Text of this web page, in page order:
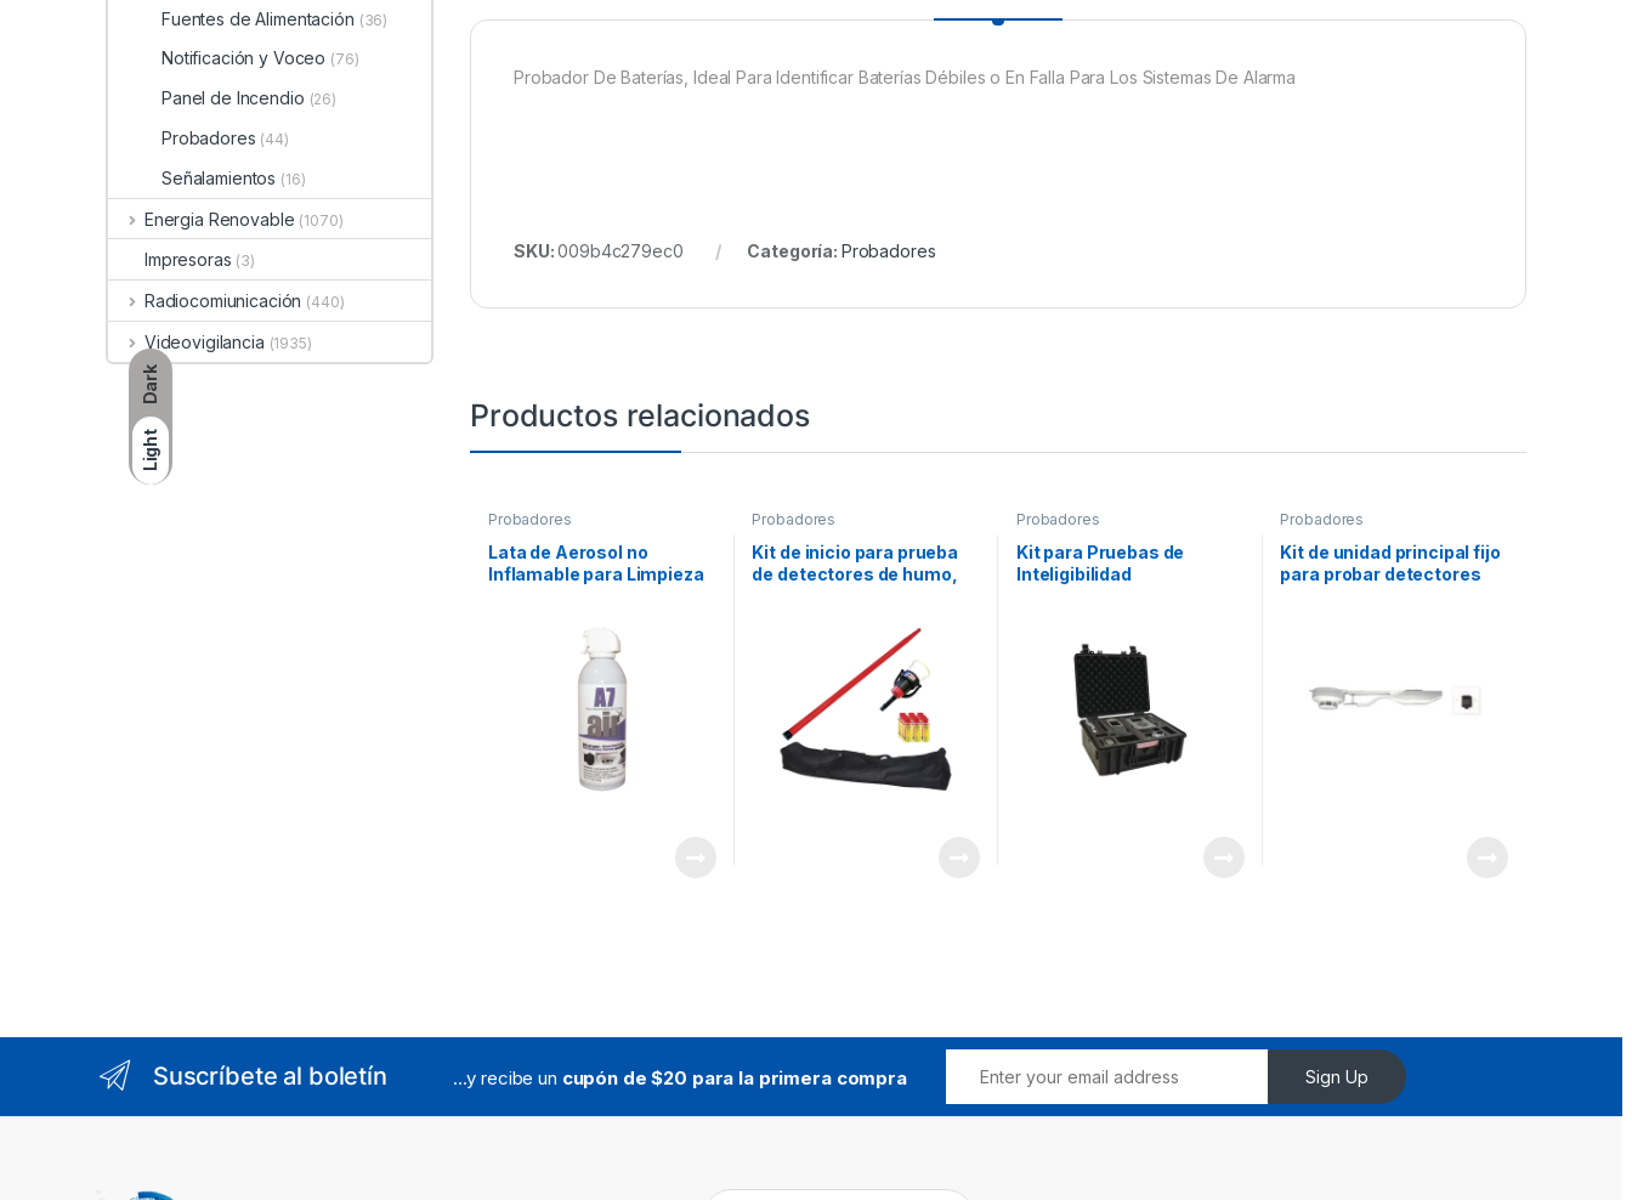
Dark
Light
Probador De Baterías, Ideal Para Identificar Baterías Débiles o En Falla Para Los Sistemas De Alarma
SKU:009b4c279ec0 Categoría: Probadores
Productos relacionados
Probadores
Lata de Aerosol no
Inflamable para Limpieza
Probadores
Kit de inicio para prueba
de detectores de humo,
Probadores
Kit para Pruebas de
Inteligibilidad
Probadores
Kit de unidad principal fijo
para probar detectores
Fuentes de Alimentación (36)
Notificación y Voceo (76)
Panel de Incendio (26)
Probadores (44)
Señalamientos (16)
Energia Renovable (1070)
Impresoras (3)
Radiocomiunicación (440)
Videovigilancia (1935)
Suscríbete al boletín ...y recibe un cupón de $20 para la primera compra Sign Up